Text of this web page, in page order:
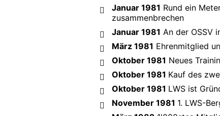
Januar 1981 Rund ein
zusammenbrechen
Januar 1981 An der OSSV
März 1981 Ehrenmitglied
Oktober 1981 Neues
Oktober 1981 Kauf des
Oktober 1981 LWS ist
November 1981 1. LWS-